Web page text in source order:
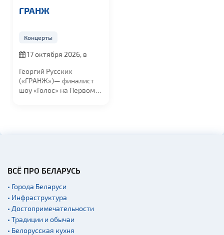
ГРАНЖ
Концерты
17 октября 2026, в
Георгий Русских
(«ГРАНЖ»)— финалист
шоу «Голос» на Первом
ВСЁ ПРО БЕЛАРУСЬ
• Города Беларуси
• Инфраструктура
• Достопримечательности
• Традиции и обычаи
• Белорусская кухня